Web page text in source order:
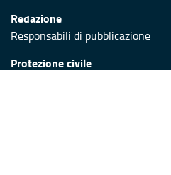
Redazione
Responsabili di pubblicazione
Protezione civile